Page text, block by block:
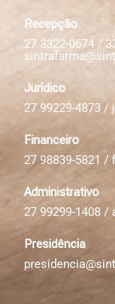
Recepção
27 3322-0674 /
Jurídico
27 99229-4873 /
Financeiro
27 98839-5821 /
Administrativo
27 99299-1408 /
Presidência